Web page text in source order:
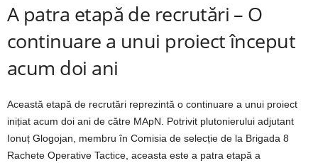
A patra etapă de recrutări – O
continuare a unui proiect început
acum doi ani
Această etapă de recrutări reprezintă o continuare a unui proiect
inițiat acum doi ani de către MApN. Potrivit plutonierului adjutant
Ionuț Glogojan, membru în Comisia de selecție de la Brigada 8
Rachete Operative Tactice, aceasta este a patra etapă a